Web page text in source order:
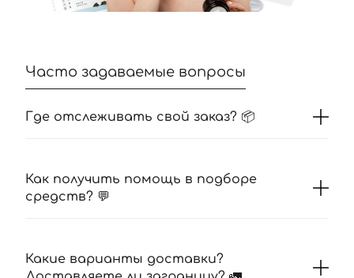
Часто задаваемые вопросы
Где отслеживать свой заказ? 📦
Как получить помощь в подборе
средств? 💬
Какие варианты доставки?